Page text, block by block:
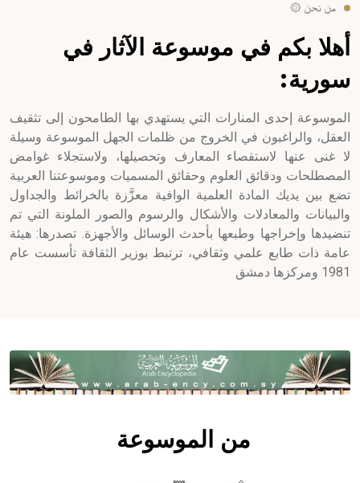
من نحن ۞
أهلا بكم في موسوعة الآثار في
سورية:
الموسوعة إحدى المنارات التي يستهدي بها الطامحون إلى تثقيف
العقل، والراغبون في الخروج من ظلمات الجهل الموسوعة وسيلة
لا غنى عنها لاستقصاء المعارف وتحصيلها، ولاستجلاء غوامض
المصطلحات ودقائق العلوم وحقائق المسميات وموسوعتنا العربية
تضع بين يديك المادة العلمية الوافية معزَّزة بالخرائط والجداول
والبيانات والمعادلات والأشكال والرسوم والصور الملونة التي تم
تنضيدها وإخراجها وطبعها بأحدث الوسائل والأجهزة. تصدرها: هيئة
عامة ذات طابع علمي وثقافي، ترتبط بوزير الثقافة تأسست عام
1981 ومركزها دمشق
من الموسوعة